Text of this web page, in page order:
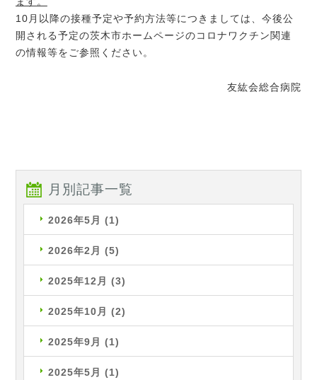
10月以降の接種予定や予約方法等につきましては、今後公
開される予定の茨木市ホームページのコロナワクチン関連
の情報等をご参照ください。
友紘会総合病院
月別記事一覧
2026年5月 (1)
2026年2月 (5)
2025年12月 (3)
2025年10月 (2)
2025年9月 (1)
2025年5月 (1)